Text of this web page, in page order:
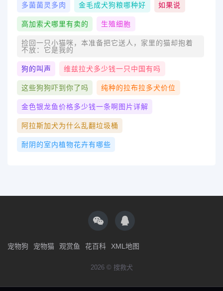
多菌菌灵多肉 金毛成犬狗粮哪种好 如果说
高加索犬哪里有卖的 生殖细胞
捡回一只小猫咪，本准备把它送人，家里的猫却抱着
不放：它是我的
狗的叫声 维兹拉犬多少钱一只中国有吗
这些狗狗吓到你了吗 纯种的拉布拉多犬价位
金色银龙鱼价格多少钱一条啊图片详解
阿拉斯加犬为什么乱翻垃圾桶
耐阴的室内植物花卉有哪些
宠物狗 宠物猫 观赏鱼 花百科 XML地图
2026 © 搜救犬